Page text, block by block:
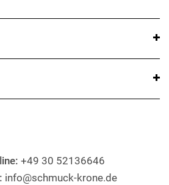
+49 30 52136646
info@schmuck-krone.de